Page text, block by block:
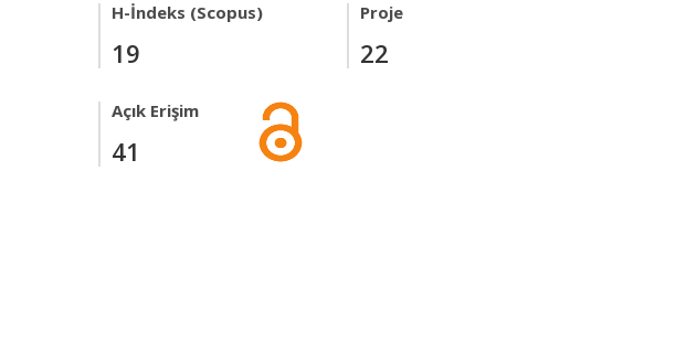
H-İndeks (Scopus)
19
Proje
22
Açık Erişim
41